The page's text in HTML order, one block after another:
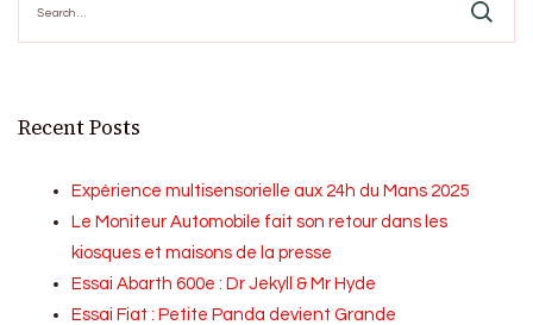
for:
Recent Posts
Expérience multisensorielle aux 24h du Mans 2025
Le Moniteur Automobile fait son retour dans les
kiosques et maisons de la presse
Essai Abarth 600e : Dr Jekyll & Mr Hyde
Essai Fiat : Petite Panda devient Grande